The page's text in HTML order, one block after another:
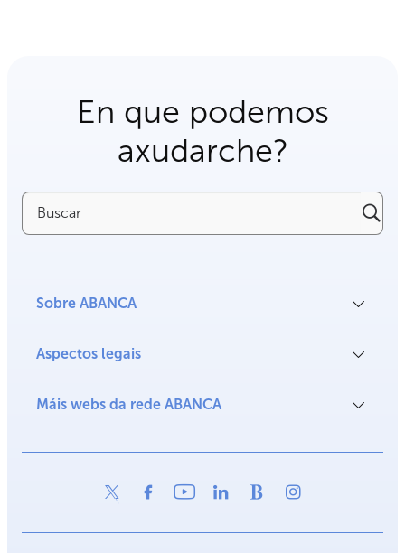
En que podemos
axudarche?
Buscar
Sobre ABANCA
Aspectos legais
Máis webs da rede ABANCA